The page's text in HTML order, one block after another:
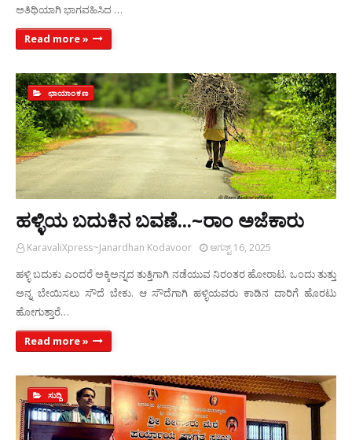
ಅತಿಥಿಯಾಗಿ ಭಾಗವಹಿಸಿದ …
Read more »
ಛಾಯಾಂಕಣ
ಹಳ್ಳಿಯ ಬದುಕಿನ ಬವಣೆ...~ರಾಂ ಅಜೆಕಾರು
KaravaliXpress~Janardhan Kodavoor ಆಗಸ್ಟ್ 16, 2025
ಹಳ್ಳಿ ಬದುಕು ಎಂದರೆ ಅಕ್ಕಿಅನ್ನದ ತುತ್ತಿಗಾಗಿ ನಡೆಯುವ ನಿರಂತರ ಹೋರಾಟ. ಒಂದು ತುತ್ತು
ಅನ್ನ ಬೇಯಿಸಲು ಸೌದೆ ಬೇಕು. ಆ ಸೌದೆಗಾಗಿ ಹಳ್ಳಿಯವರು ಕಾಡಿನ ದಾರಿಗೆ ಹೊರಟು
ಹೋಗುತ್ತಾರೆ…
Read more »
ಸುದ್ದಿ